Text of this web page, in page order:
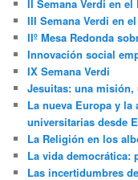
II Semana Verdi en el
III Semana Verdi en
IIº Mesa Redonda
Innovación social
IX Semana Verdi
Jesuitas: una misión,
La nueva Europa y
universitarias desde
La Religión en los
La vida democrática:
Las incertidumbres